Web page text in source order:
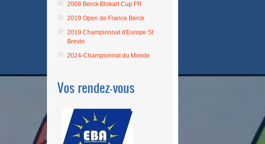
2008 Berck Blokart Cup FR
2019 Open de France Berck
2019 Championnat d'Europe St
Brevin
2024-Championnat du Monde
Vos rendez-vous